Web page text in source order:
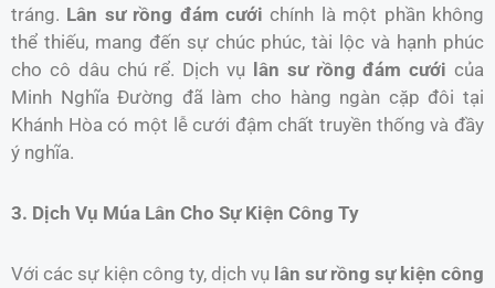
tráng. Lân sư rồng đám cưới chính là một phần không
thể thiếu, mang đến sự chúc phúc, tài lộc và hạnh phúc
cho cô dâu chú rể. Dịch vụ lân sư rồng đám cưới của
Minh Nghĩa Đường đã làm cho hàng ngàn cặp đôi tại
Khánh Hòa có một lễ cưới đậm chất truyền thống và đầy
ý nghĩa.
3. Dịch Vụ Múa Lân Cho Sự Kiện Công Ty
Với các sự kiện công ty, dịch vụ lân sư rồng sự kiện công